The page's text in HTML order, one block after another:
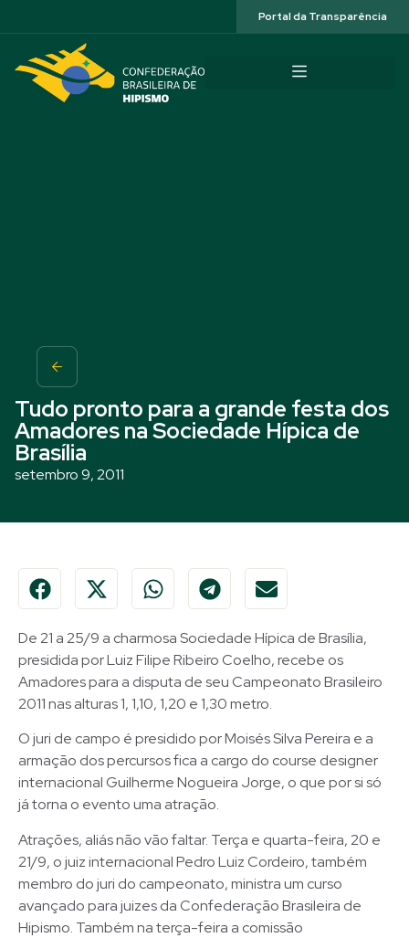
Portal da Transparência
Tudo pronto para a grande festa dos
Amadores na Sociedade Hípica de
Brasília
setembro 9, 2011
De 21 a 25/9 a charmosa Sociedade Hípica de Brasília,
presidida por Luiz Filipe Ribeiro Coelho, recebe os
Amadores para a disputa de seu Campeonato Brasileiro
2011 nas alturas 1, 1,10, 1,20 e 1,30 metro.
O juri de campo é presidido por Moisés Silva Pereira e a
armação dos percursos fica a cargo do course designer
internacional Guilherme Nogueira Jorge, o que por si só
já torna o evento uma atração.
Atrações, aliás não vão faltar. Terça e quarta-feira, 20 e
21/9, o juiz internacional Pedro Luiz Cordeiro, também
membro do juri do campeonato, ministra um curso
avançado para juizes da Confederação Brasileira de
Hipismo. Também na terça-feira a comissão